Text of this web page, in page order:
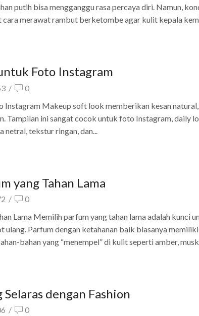
putih bisa mengganggu rasa percaya diri. Namun,
merawat rambut berketombe agar kulit kepala
Foto Instagram
/
0
Instagram Makeup soft look memberikan kesan
Tampilan ini sangat cocok untuk foto Instagram, daily
tekstur ringan, dan...
yang Tahan Lama
/
0
Lama Memilih parfum yang tahan lama adalah kunci
ulang. Parfum dengan ketahanan baik biasanya
bahan yang “menempel” di kulit seperti amber,
dengan Fashion
/
0